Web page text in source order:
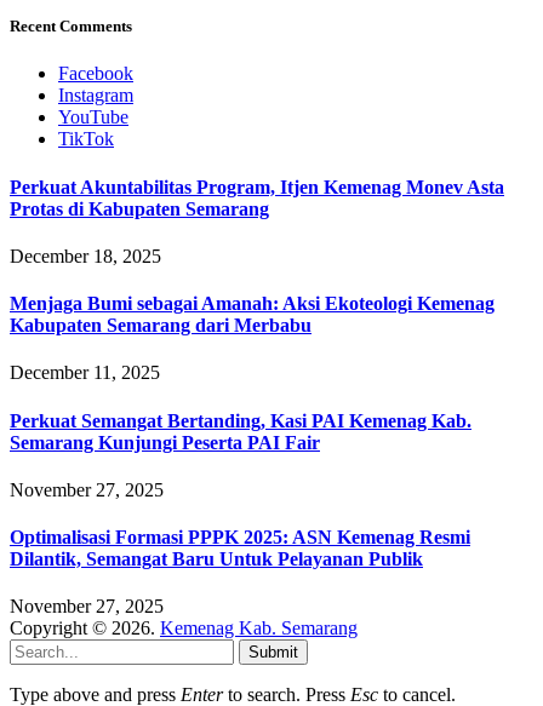
Recent Comments
Facebook
Instagram
YouTube
TikTok
Perkuat Akuntabilitas Program, Itjen Kemenag Monev Asta
Protas di Kabupaten Semarang
December 18, 2025
Menjaga Bumi sebagai Amanah: Aksi Ekoteologi Kemenag
Kabupaten Semarang dari Merbabu
December 11, 2025
Perkuat Semangat Bertanding, Kasi PAI Kemenag Kab.
Semarang Kunjungi Peserta PAI Fair
November 27, 2025
Optimalisasi Formasi PPPK 2025: ASN Kemenag Resmi
Dilantik, Semangat Baru Untuk Pelayanan Publik
November 27, 2025
Copyright © 2026. Kemenag Kab. Semarang
Submit
Type above and press Enterto search. Press Esc to cancel.